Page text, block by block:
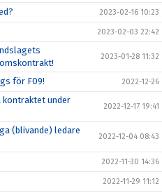
2023-02-16 10:23
2023-02-03 22:42
2023-01-28 11:32
för F09! 2022-12-26
kontraktet under
2022-12-17 19:41
(blivande) ledare
2022-12-04 08:43
2022-11-30 14:36
2022-11-29 11:12